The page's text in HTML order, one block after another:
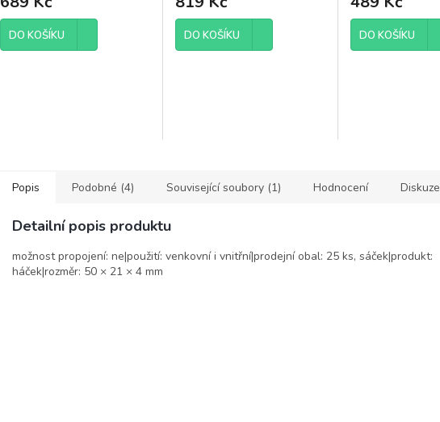
DO KOŠÍKU DO KOŠÍKU DO KOŠÍKU
Popis Podobné (4) Související soubory (1) Hodnocení Diskuze
Detailní popis produktu
možnost propojení: ne|použití: venkovní i vnitřní|prodejní obal: 25 ks, sáček|produkt:
háček|rozměr: 50 × 21 × 4 mm